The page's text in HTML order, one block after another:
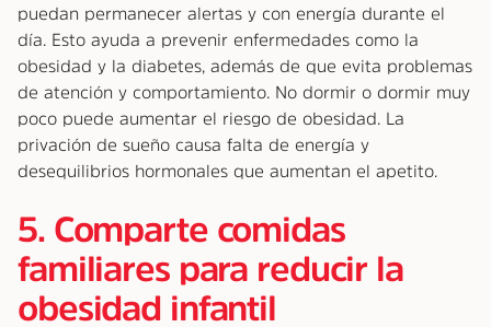
puedan permanecer alertas y con energía durante el
día. Esto ayuda a prevenir enfermedades como la
obesidad y la diabetes, además de que evita problemas
de atención y comportamiento. No dormir o dormir muy
poco puede aumentar el riesgo de obesidad. La
privación de sueño causa falta de energía y
desequilibrios hormonales que aumentan el apetito.
5. Comparte comidas
familiares para reducir la
obesidad infantil